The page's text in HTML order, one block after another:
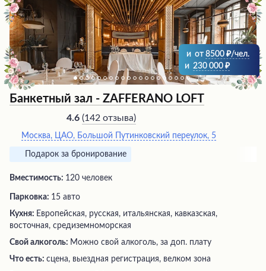
и от 8500
/чел.
и 230 000
Банкетный зал - ZAFFERANO LOFT
4.6 (142 отзыва)
Москва, ЦАО, Большой Путинковский переулок, 5
Подарок за бронирование
Вместимость: 120 человек
Парковка: 15 авто
Кухня: Европейская, русская, итальянская, кавказская,
восточная, средиземноморская
Свой алкоголь: Можно свой алкоголь, за доп. плату
Что есть: сцена, выездная регистрация, велком зона